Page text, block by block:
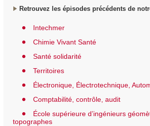
Retrouvez les épisodes précédents de
Intechmer
Chimie Vivant Santé
Santé solidarité
Territoires
Électronique, Électrotechnique,
Comptabilité, contrôle, audit
École supérieure d’ingénieurs
topographes